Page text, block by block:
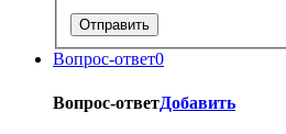
Вопрос-ответ0
Вопрос-ответДобавить